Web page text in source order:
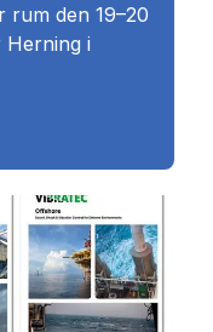
rum den 19–20
Herning i